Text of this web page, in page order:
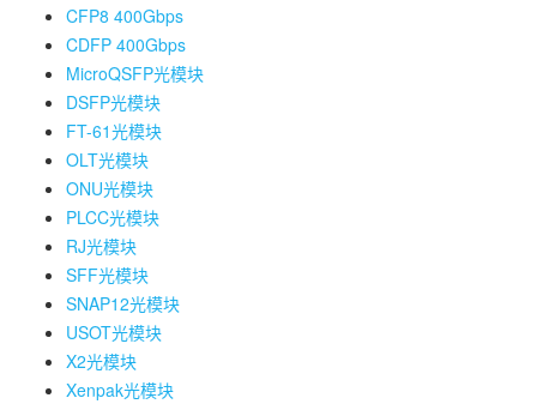
CFP8 400Gbps
CDFP 400Gbps
MicroQSFP光模块
DSFP光模块
FT-61光模块
OLT光模块
ONU光模块
PLCC光模块
RJ光模块
SFF光模块
SNAP12光模块
USOT光模块
X2光模块
Xenpak光模块